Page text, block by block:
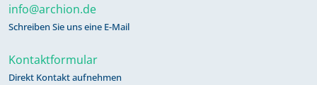
info@archion.de
Schreiben Sie uns eine E-Mail
Kontaktformular
Direkt Kontakt aufnehmen